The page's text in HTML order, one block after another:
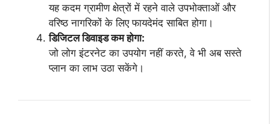
यह कदम ग्रामीण क्षेत्रों में रहने वाले उपभोक्ताओं और
वरिष्ठ नागरिकों के लिए फायदेमंद साबित होगा।
डिजिटल डिवाइड कम होगा:
जो लोग इंटरनेट का उपयोग नहीं करते, वे भी अब सस्ते
प्लान का लाभ उठा सकेंगे।